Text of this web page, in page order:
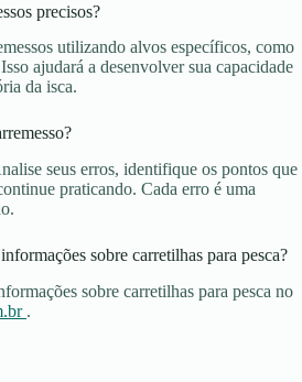
precisos?
utilizando alvos específicos, como
ajudará a desenvolver sua capacidade
da isca.
seus erros, identifique os pontos que
praticando. Cada erro é uma
sobre carretilhas para pesca?
sobre carretilhas para pesca no
.